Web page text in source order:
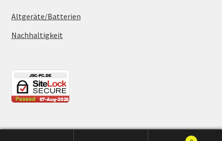
Altgeräte/Batterien
Nachhaltigkeit